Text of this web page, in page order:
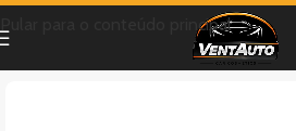
Pular para o conteúdo principal